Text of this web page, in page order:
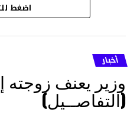
اضغط
أخبار
وزير يعنف
(التفاصــيل)